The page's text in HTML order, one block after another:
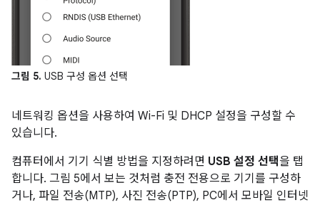
그림 5. USB 구성 옵션 선택
네트워킹 옵션을 사용하여 Wi-Fi 및 DHCP 설정을 구성할 수
있습니다.
컴퓨터에서 기기 식별 방법을 지정하려면 USB 설정 선택을 탭
합니다. 그림 5에서 보는 것처럼 충전 전용으로 기기를 구성하
거나, 파일 전송(MTP), 사진 전송(PTP), PC에서 모바일 인터넷